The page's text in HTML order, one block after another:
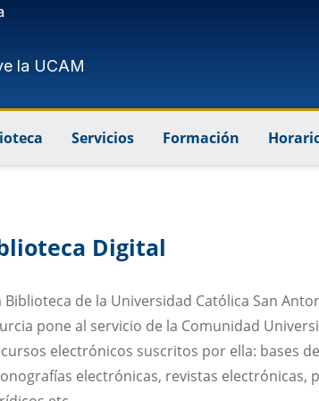
la UCAM
Servicios Formación
Digital
Biblioteca de la Universidad Católica San
pone al servicio de la Comunidad
electrónicos suscritos por ella: bases
electrónicas, revistas electrónicas,